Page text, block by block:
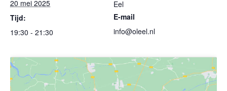
20 mei 2025
Tijd:
19:30 - 21:30
Eel
E-mail
info@oleel.nl